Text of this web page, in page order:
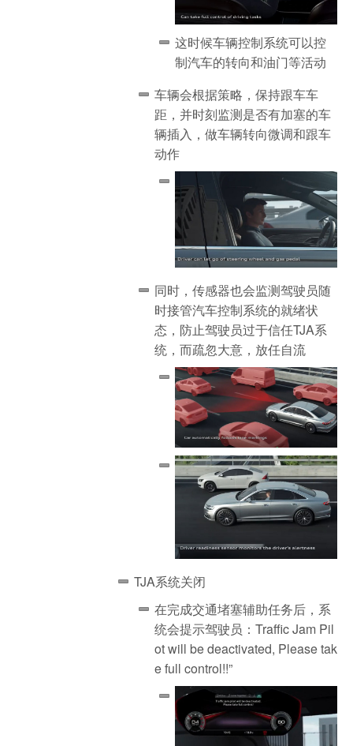
这时候车辆控制系统可以控
制汽车的转向和油门等活动
车辆会根据策略，保持跟车车
距，并时刻监测是否有加塞的车
辆插入，做车辆转向微调和跟车
动作
同时，传感器也会监测驾驶员随
时接管汽车控制系统的就绪状
态，防止驾驶员过于信任TJA系
统，而疏忽大意，放任自流
TJA系统关闭
在完成交通堵塞辅助任务后，系
统会提示驾驶员：Traffic Jam Pil
ot will be deactivated, Please tak
e full control!!”